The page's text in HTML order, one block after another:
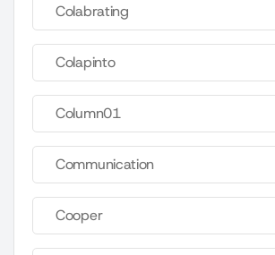
Colabrating
Colapinto
Column01
Communication
Cooper